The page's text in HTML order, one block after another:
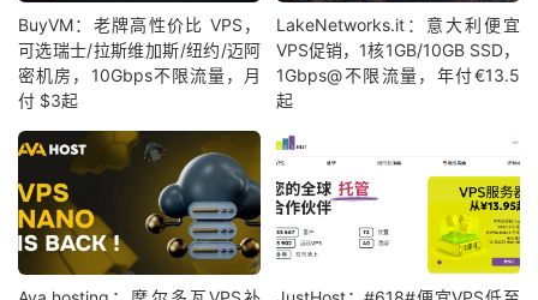
BuyVM：老牌高性价比 VPS，
可选瑞士/拉斯维加斯/纽约/迈阿
密机房，10Gbps不限流量，月
付 $3起
LakeNetworks.it：意大利便宜
VPS促销，1核1GB/10GB SSD，
1Gbps@不限流量，年付€13.5
起